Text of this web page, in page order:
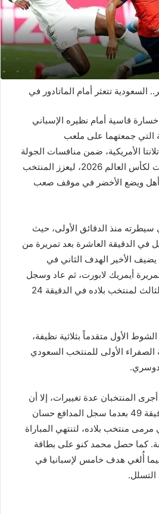
قاسية أمام نظيره الإسباني
التي جمعتهما على ملعب
الأمريكية، ضمن منافسات الجولة
الثانية من دور المجموعات لكأس العالم 2026، ليعزز المنتخب
ويضع الأخضر في موقف صعب
منذ الدقائق الأولى، حيث
في الدقيقة العاشرة بعد تمريرة من
يضيف الأخير الهدف الثاني في
من تمريرة أيمريك لابورت، ثم عاد وسجل
هدفه الشخصي الثاني والثالث لمنتخب بلاده في الدقيقة 24
الأول متقدماً بثلاثية نظيفة،
الصفراء الأولى للمنتخب السعودي
المنتخبان عدة تغييرات، إلا أن
الهدف الرابع جاء في الدقيقة 49 بعدما سجل المدافع حسان
منتخب بلاده، لتنتهي المباراة
كما حصل محمد كنو على بطاقة
في الدقيقة 60، فيما أُلغي هدف خامس لإسبانيا في